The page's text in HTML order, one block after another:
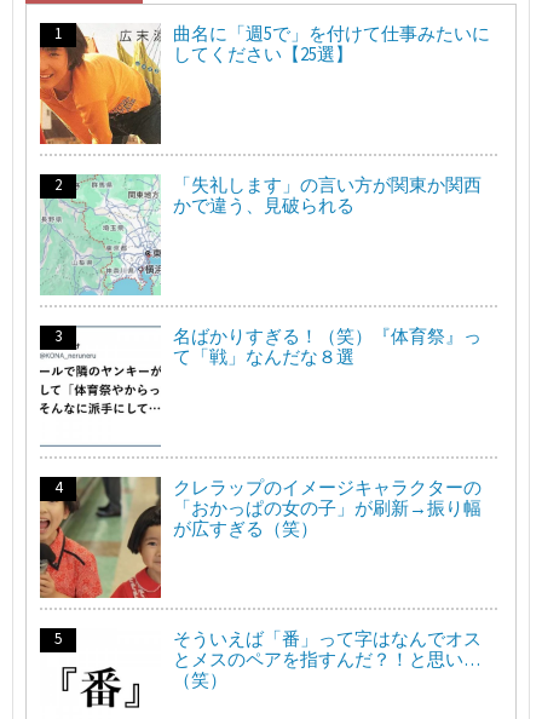
曲名に「週5で」を付けて仕事みたいに
してください【25選】
「失礼します」の言い方が関東か関西
かで違う、見破られる
名ばかりすぎる！（笑）『体育祭』っ
て「戦」なんだな８選
クレラップのイメージキャラクターの
「おかっぱの女の子」が刷新→振り幅
が広すぎる（笑）
そういえば「番」って字はなんでオス
とメスのペアを指すんだ？！と思い…
（笑）